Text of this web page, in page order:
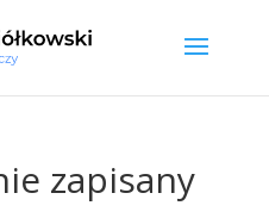
zapisany